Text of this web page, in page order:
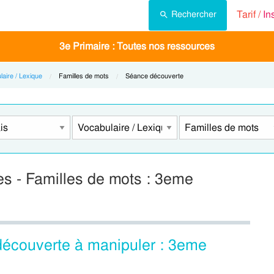
Rechercher Tarif /
3e Primaire : Toutes nos ressources
/ Lexique Current:
Familles de mots Current:
Séance découverte
- Familles de mots : 3eme
à manipuler : 3eme